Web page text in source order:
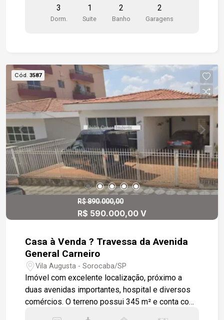
em gesso. Casa nova e desocupada.
3
Dorm.
1
Suite
2
Banho
2
Garagens
Cód. 3587
R$ 890.000,00
R$ 590.000,00 V
Casa à Venda ? Travessa da Avenida
General Carneiro
Vila Augusta - Sorocaba/SP
Imóvel com excelente localização, próximo a
duas avenidas importantes, hospital e diversos
comércios. O terreno possui 345 m² e conta com